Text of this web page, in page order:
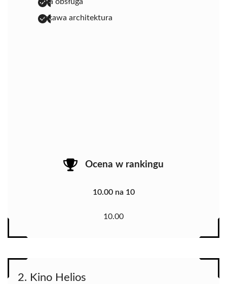
ciekawa architektura
Ocena w rankingu
10.00 na 10
10.00
2. Kino Helios